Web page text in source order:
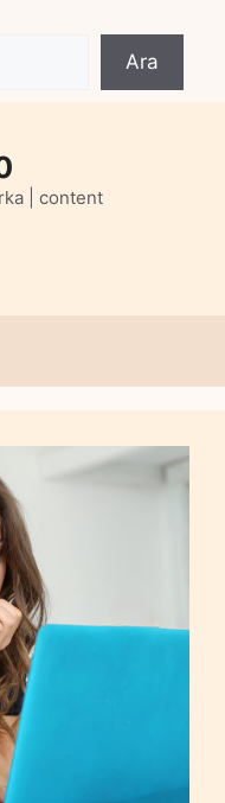
Ara
| content